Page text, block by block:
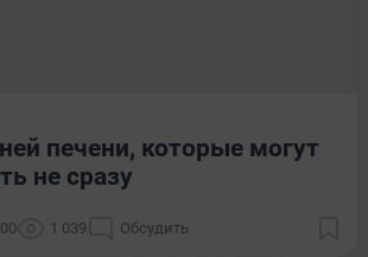
печени, которые могут
не сразу
1 039 Обсудить